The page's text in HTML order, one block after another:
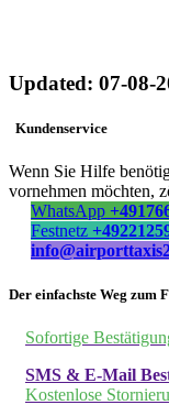
Updated: 07-08-
Kundenservice
Wenn Sie Hilfe
vornehmen möchten,
WhatsApp
Festnetz
Der einfachste Weg zum
Sofortige
SMS & E-Mail
Kostenlose